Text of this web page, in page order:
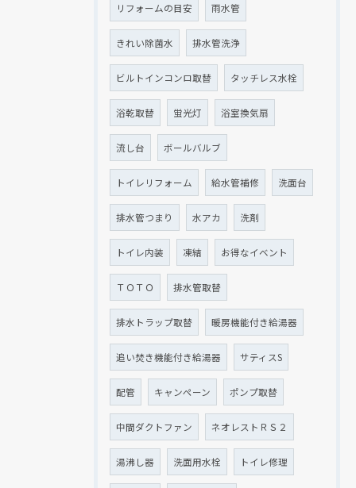
リフォームの目安 雨水管
きれい除菌水 排水管洗浄
ビルトインコンロ取替 タッチレス水栓
浴乾取替 蛍光灯 浴室換気扇
流し台 ボールバルブ
トイレリフォーム 給水管補修 洗面台
排水管つまり 水アカ 洗剤
トイレ内装 凍結 お得なイベント
ＴＯＴＯ 排水管取替
排水トラップ取替 暖房機能付き給湯器
追い焚き機能付き給湯器 サティスS
配管 キャンペーン ポンプ取替
中間ダクトファン ネオレストＲＳ２
湯沸し器 洗面用水栓 トイレ修理